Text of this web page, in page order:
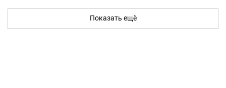
Показать ещё